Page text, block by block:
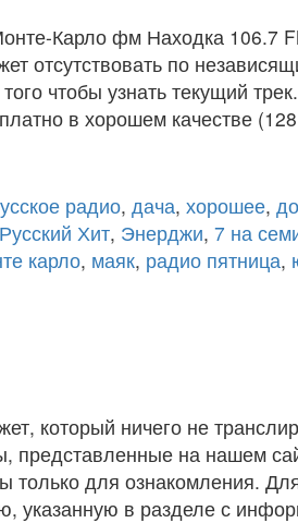
Карло фм Находка 106.7
отсутствовать по
чтобы узнать текущий
в хорошем качестве
радио, дача, хорошее,
Русский Хит, Энерджи, 7 на
карло, маяк, радио пятница,
который ничего не
представленные на нашем
только для ознакомления.
указанную в разделе с